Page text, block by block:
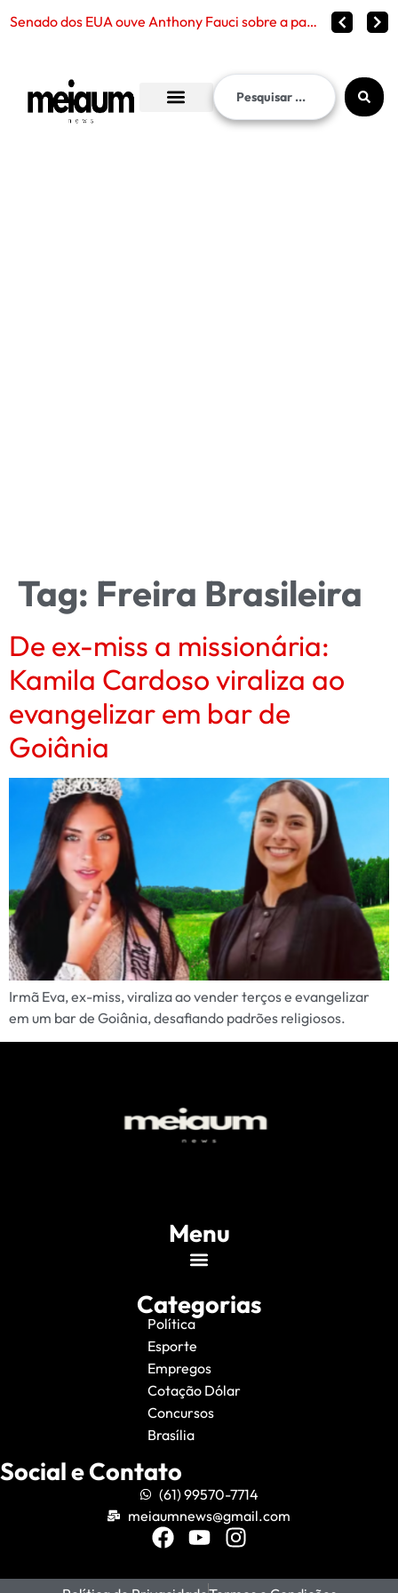
Senado dos EUA ouve Anthony Fauci sobre a pandemia de Covid-19 e reabre debate sobre censura, políticas públic
Tag: Freira Brasileira
De ex-miss a missionária:
Kamila Cardoso viraliza ao
evangelizar em bar de
Goiânia
Irmã Eva, ex-miss, viraliza ao vender terços e evangelizar
em um bar de Goiânia, desafiando padrões religiosos.
Menu
Categorias
Política
Esporte
Empregos
Cotação Dólar
Concursos
Brasília
Social e Contato
(61) 99570-7714
meiaumnews@gmail.com